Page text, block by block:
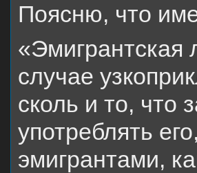
Поясню, что
случае
сколь и то, что
употреблять
эмигрантами,